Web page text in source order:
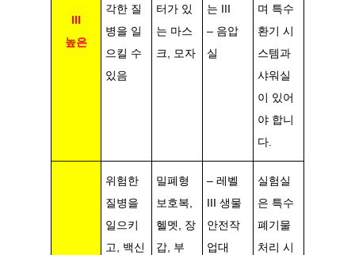
III
높은
각한 질
병을 일
으킬 수
있음
터가 있
는 마스
크, 모자
는 III
– 음압
실
며 특수
환기 시
스템과
샤워실
이 있어
야 합니
다.
위험한
질병을
일으키
고, 백신
밀폐형
보호복,
헬멧, 장
갑, 부
– 레벨
III 생물
안전작
업대
실험실
은 특수
폐기물
처리 시